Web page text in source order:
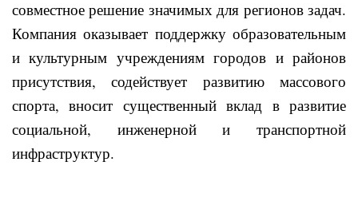
совместное решение значимых для регионов задач.
Компания оказывает поддержку образовательным
и культурным учреждениям городов и районов
присутствия, содействует развитию массового
спорта, вносит существенный вклад в развитие
социальной, инженерной и транспортной
инфраструктур.